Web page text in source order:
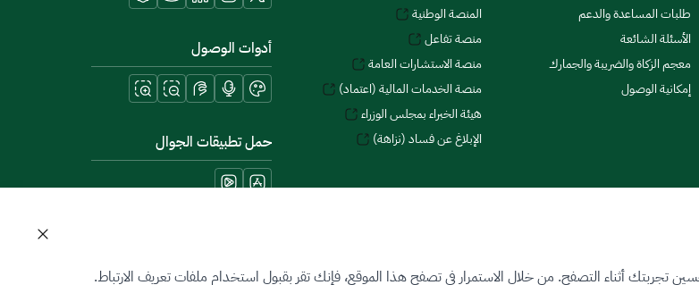
طلبات المساعدة والدعم
الأسئلة الشائعة
معجم الزكاة والضريبة والجمارك
إمكانية الوصول
المنصة الوطنية
منصة تفاعل
منصة الاستشارات العامة
منصة الخدمات المالية (اعتماد)
هيئة الخبراء بمجلس الوزراء
الإبلاغ عن فساد (نزاهة)
أدوات الوصول
حمل تطبيقات الجوال
أثناء التصفح. من خلال الاستمرار في تصفح هذا الموقع، فإنك تقر بقبول استخدام ملفات تعريف الارتباط.